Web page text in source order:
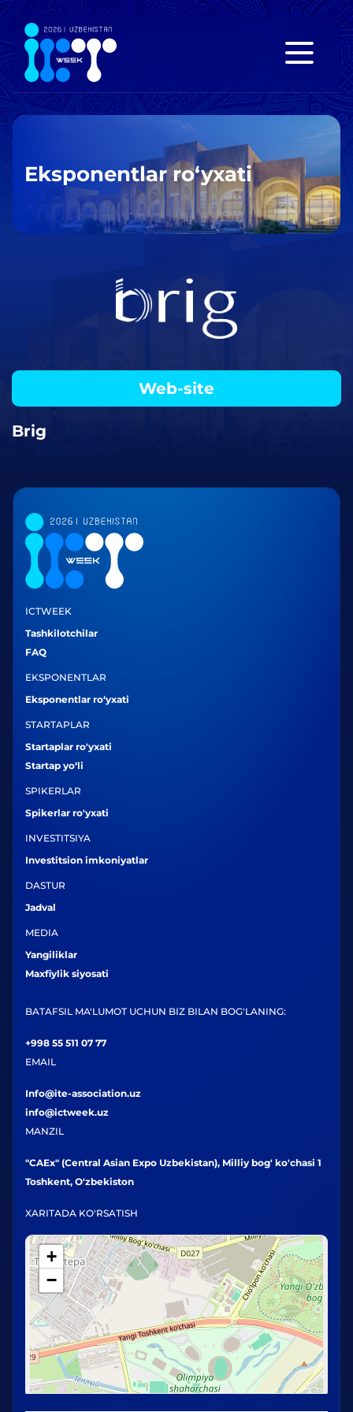
Eksponentlar ro‘yxati
Web-site
Brig
ICTWEEK
Tashkilotchilar
FAQ
EKSPONENTLAR
Eksponentlar ro‘yxati
STARTAPLAR
Startaplar ro'yxati
Startap yo‘li
SPIKERLAR
Spikerlar ro'yxati
INVESTITSIYA
Investitsion imkoniyatlar
DASTUR
Jadval
MEDIA
Yangiliklar
Maxfiylik siyosati
BATAFSIL MA'LUMOT UCHUN BIZ BILAN BOG'LANING:
+998 55 511 07 77
EMAIL
Info@ite-association.uz
info@ictweek.uz
MANZIL
"CAEx" (Central Asian Expo Uzbekistan), Milliy bog' ko'chasi 1
Toshkent, O'zbekiston
XARITADA KO'RSATISH
+
−